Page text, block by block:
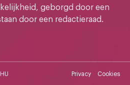
geborgd door een
door een redactieraad.
Privacy Cookies